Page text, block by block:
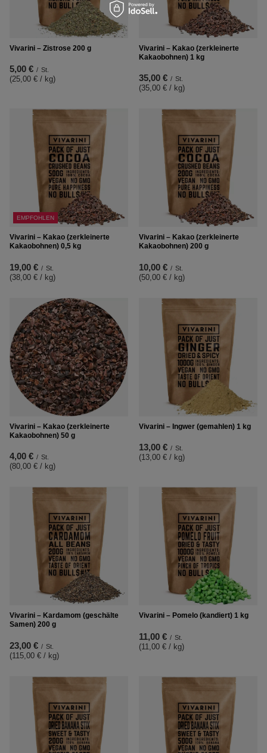
Vivarini – Zistrose 200 g
5,00 € / St.
(25,00 € / kg)
Vivarini – Kakao (zerkleinerte
Kakaobohnen) 1 kg
35,00 € / St.
(35,00 € / kg)
EMPFOHLEN
Vivarini – Kakao (zerkleinerte
Kakaobohnen) 0,5 kg
19,00 € / St.
(38,00 € / kg)
Vivarini – Kakao (zerkleinerte
Kakaobohnen) 200 g
10,00 € / St.
(50,00 € / kg)
Vivarini – Kakao (zerkleinerte
Kakaobohnen) 50 g
4,00 € / St.
(80,00 € / kg)
Vivarini – Ingwer (gemahlen) 1 kg
13,00 € / St.
(13,00 € / kg)
Vivarini – Kardamom (geschälte
Samen) 200 g
23,00 € / St.
(115,00 € / kg)
Vivarini – Pomelo (kandiert) 1 kg
11,00 € / St.
(11,00 € / kg)